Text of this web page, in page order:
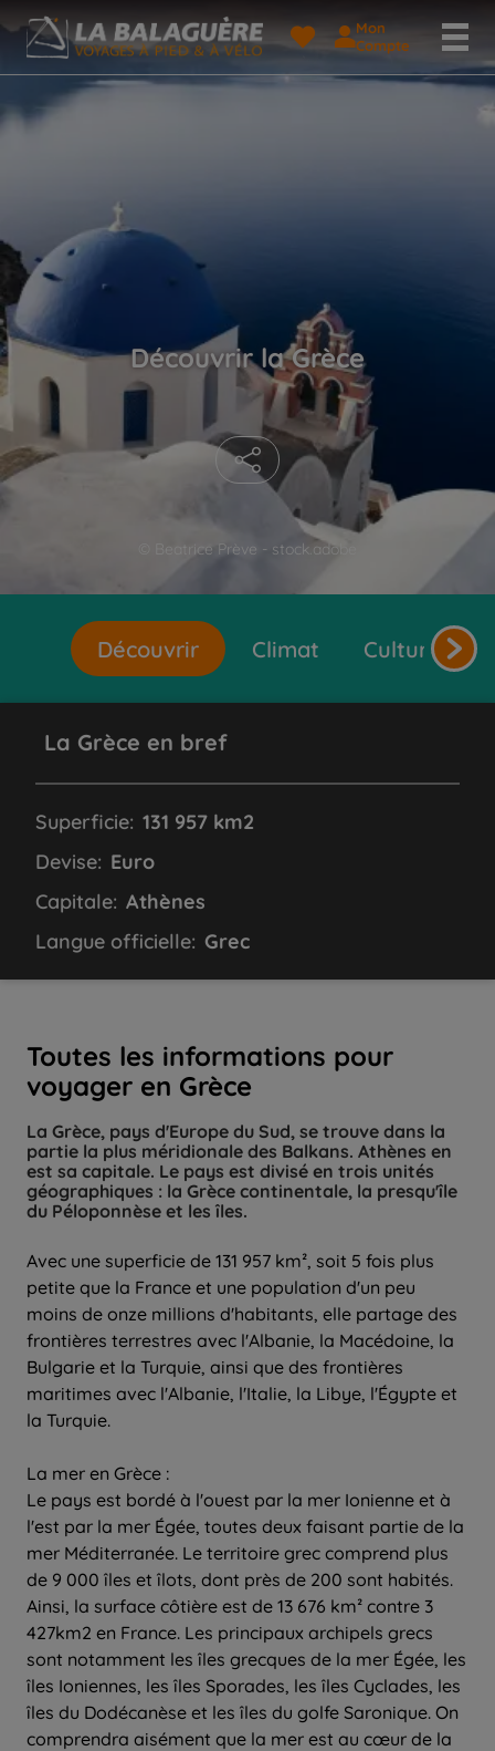
Mon
Compte
© Beatrice Prève - stock.adobe
Découvrir la Grèce
Découvrir Climat Cultures et
Toutes les informations pour
voyager en Grèce
La Grèce, pays d'Europe du Sud, se trouve dans la
partie la plus méridionale des Balkans. Athènes en
est sa capitale. Le pays est divisé en trois unités
géographiques : la Grèce continentale, la presqu'île
du Péloponnèse et les îles.
Avec une superficie de 131 957 km², soit 5 fois plus
petite que la France et une population d'un peu
moins de onze millions d'habitants, elle partage des
frontières terrestres avec l'Albanie, la Macédoine, la
Bulgarie et la Turquie, ainsi que des frontières
maritimes avec l'Albanie, l'Italie, la Libye, l'Égypte et
la Turquie.
La mer en Grèce :
Le pays est bordé à l'ouest par la mer Ionienne et à
l'est par la mer Égée, toutes deux faisant partie de la
mer Méditerranée. Le territoire grec comprend plus
de 9 000 îles et îlots, dont près de 200 sont habités.
Ainsi, la surface côtière est de 13 676 km² contre 3
427km2 en France. Les principaux archipels grecs
sont notamment les îles grecques de la mer Égée, les
îles Ioniennes, les îles Sporades, les îles Cyclades, les
îles du Dodécanèse et les îles du golfe Saronique. On
comprendra aisément que la mer est au cœur de la
La Grèce en bref
Superficie: 131 957 km2
Devise: Euro
Capitale: Athènes
Langue officielle: Grec